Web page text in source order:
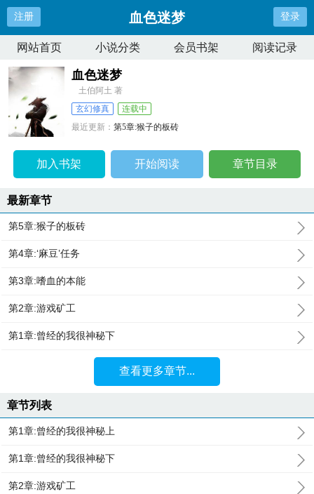
注册 血色迷梦 登录
网站首页 小说分类 会员书架 阅读记录
血色迷梦
土伯阿土 著
玄幻修真
连载中
最近更新：第5章:猴子的板砖
加入书架 开始阅读 章节目录
最新章节
第5章:猴子的板砖
第4章:‘麻豆’任务
第3章:嗜血的本能
第2章:游戏矿工
第1章:曾经的我很神秘下
查看更多章节...
章节列表
第1章:曾经的我很神秘上
第1章:曾经的我很神秘下
第2章:游戏矿工